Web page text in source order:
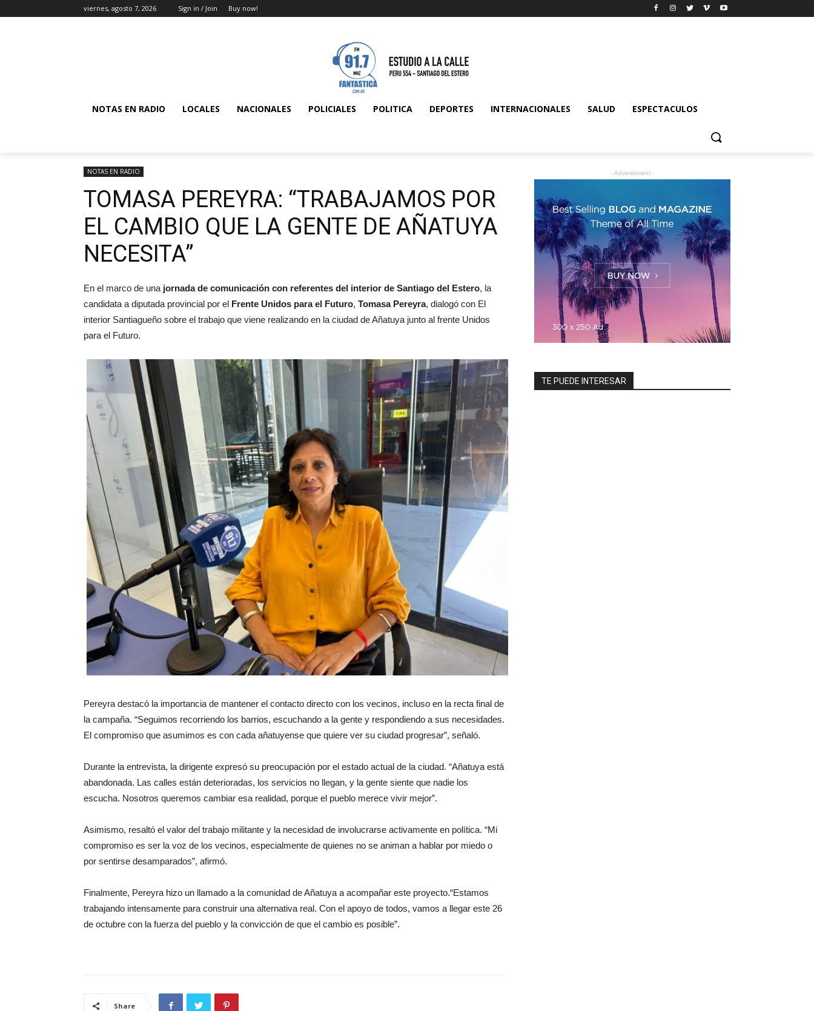
viernes, agosto 7, 2026 Sign in / Join Buy now!
NOTAS EN RADIO LOCALES NACIONALES POLICIALES POLITICA DEPORTES INTERNACIONALES SALUD ESPECTACULOS
NOTAS EN RADIO
TOMASA PEREYRA: “TRABAJAMOS POR
EL CAMBIO QUE LA GENTE DE AÑATUYA
NECESITA”
En el marco de una jornada de comunicación con referentes del interior de Santiago del Estero, la
candidata a diputada provincial por el Frente Unidos para el Futuro, Tomasa Pereyra, dialogó con El
interior Santiagueño sobre el trabajo que viene realizando en la ciudad de Añatuya junto al frente Unidos
para el Futuro.
Pereyra destacó la importancia de mantener el contacto directo con los vecinos, incluso en la recta final de
la campaña. “Seguimos recorriendo los barrios, escuchando a la gente y respondiendo a sus necesidades.
El compromiso que asumimos es con cada añatuyense que quiere ver su ciudad progresar”, señaló.
Durante la entrevista, la dirigente expresó su preocupación por el estado actual de la ciudad. “Añatuya está
abandonada. Las calles están deterioradas, los servicios no llegan, y la gente siente que nadie los
escucha. Nosotros queremos cambiar esa realidad, porque el pueblo merece vivir mejor”.
Asimismo, resaltó el valor del trabajo militante y la necesidad de involucrarse activamente en política. “Mi
compromiso es ser la voz de los vecinos, especialmente de quienes no se animan a hablar por miedo o
por sentirse desamparados”, afirmó.
Finalmente, Pereyra hizo un llamado a la comunidad de Añatuya a acompañar este proyecto.“Estamos
trabajando intensamente para construir una alternativa real. Con el apoyo de todos, vamos a llegar este 26
de octubre con la fuerza del pueblo y la convicción de que el cambio es posible”.
Share
- Advertisment -
TE PUEDE INTERESAR